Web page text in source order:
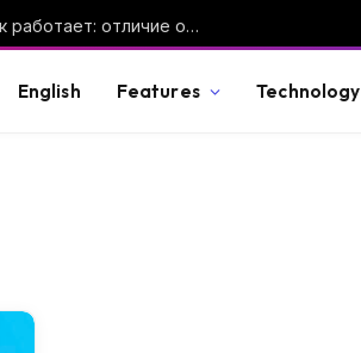
Дрон-камикадзе — что это такое и как работает: отличие от FPV-дрона, ракеты и барражирующего боеприпаса
English Features Technology